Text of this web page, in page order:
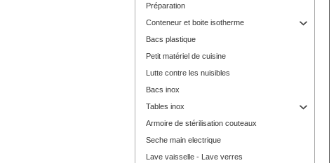
Préparation
Conteneur et boite isotherme
Bacs plastique
Petit matériel de cuisine
Lutte contre les nuisibles
Bacs inox
Tables inox
Armoire de stérilisation couteaux
Seche main electrique
Lave vaisselle - Lave verres